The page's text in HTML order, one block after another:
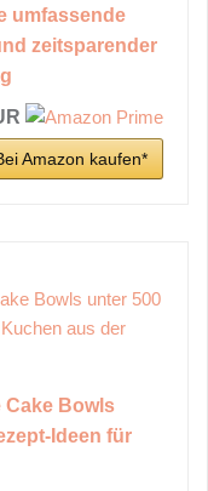
umfassende
zeitsparender
Amazon kaufen*
Cake Bowls
Ideen für